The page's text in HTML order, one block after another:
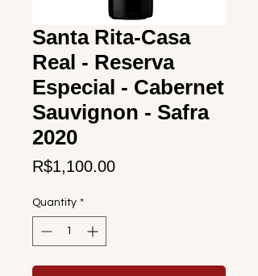
Santa Rita-Casa
Real - Reserva
Especial - Cabernet
Sauvignon - Safra
2020
R$1,100.00Price
Quantity *